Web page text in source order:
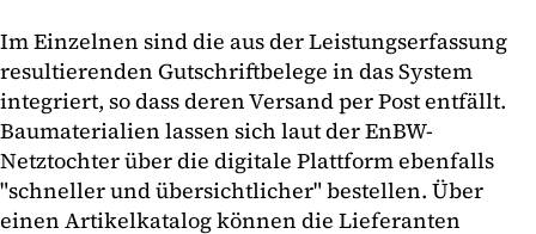
Im Einzelnen sind die aus der Leistungserfassung
resultierenden Gutschriftbelege in das System
integriert, so dass deren Versand per Post entfällt.
Baumaterialien lassen sich laut der EnBW-
Netztochter über die digitale Plattform ebenfalls
"schneller und übersichtlicher" bestellen. Über
einen Artikelkatalog können die Lieferanten